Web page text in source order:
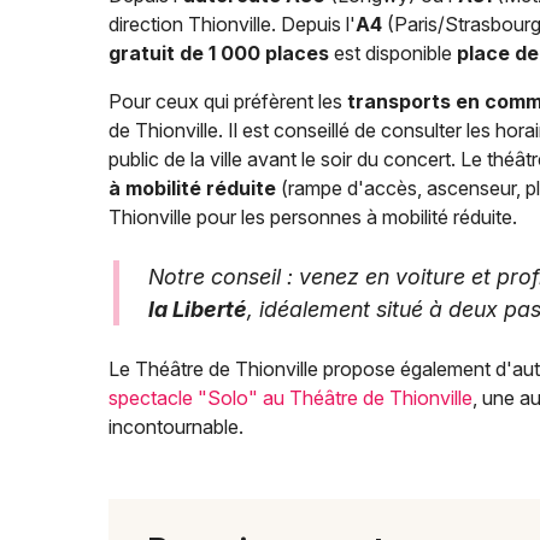
direction Thionville. Depuis l'A4 (Paris/
gratuit de 1 000 places est disponible place
Pour ceux qui préfèrent les transports en
de Thionville. Il est conseillé de consulter les
public de la ville avant le soir du concert. Le
à mobilité réduite (rampe d'accès, ascenseur,
Thionville pour les personnes à mobilité réduite.
Notre conseil : venez en voiture et
la Liberté, idéalement situé à deux
Le Théâtre de Thionville propose également
spectacle "Solo" au Théâtre de Thionville, une
incontournable.